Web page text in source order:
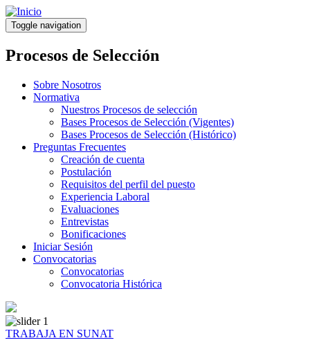
Pasar
al
contenido
principal
Toggle navigation
Procesos de Selección
Sobre Nosotros
Normativa
Nuestros Procesos de selección
Bases Procesos de Selección (Vigentes)
Bases Procesos de Selección (Histórico)
Preguntas Frecuentes
Creación de cuenta
Postulación
Requisitos del perfil del puesto
Experiencia Laboral
Evaluaciones
Entrevistas
Bonificaciones
Iniciar Sesión
Convocatorias
Convocatorias
Convocatoria Histórica
TRABAJA EN SUNAT